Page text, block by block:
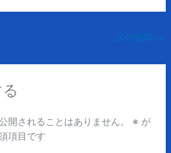
次の投稿 →
開されることはありません。 ※ が
項目です